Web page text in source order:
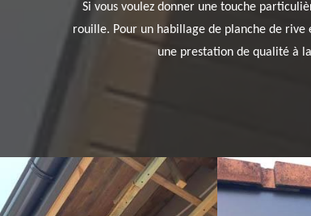
Si vous voulez donner une touche
rouille. Pour un habillage de planche de
une prestation de qualité à